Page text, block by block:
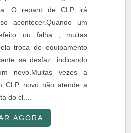
O reparo de CLP irá
acontecer.Quando um
ou falha , muitas
troca do equipamento
se desfaz, indicando
novo.Muitas vezes a
CLP novo não atende a
do cl....
AGORA